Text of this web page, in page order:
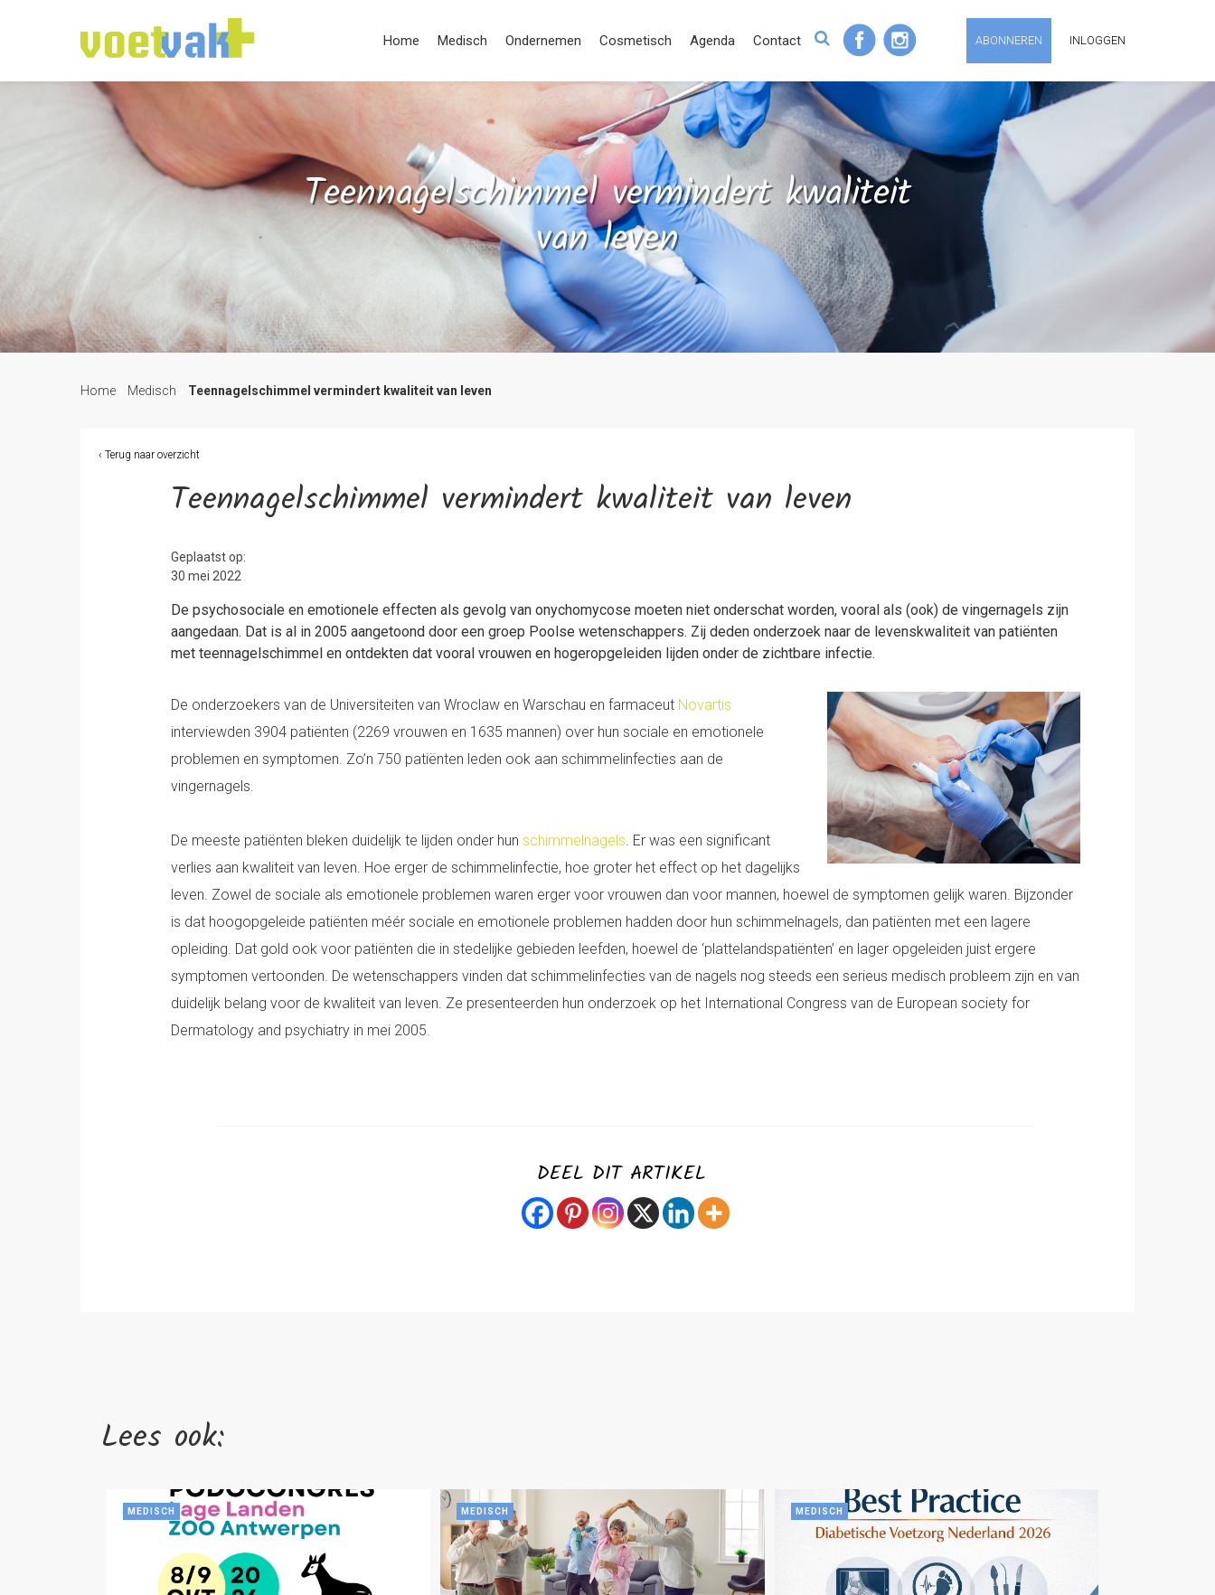
INLOGGEN
ABONNEREN
Home Medisch Ondernemen Cosmetisch Agenda Contact
Teennagelschimmel vermindert kwaliteit
van leven
Home» Medisch Teennagelschimmel vermindert kwaliteit van leven
‹ Terug naar overzicht
Teennagelschimmel vermindert kwaliteit van leven
Geplaatst op:
30 mei 2022
De psychosociale en emotionele effecten als gevolg van onychomycose moeten niet onderschat worden, vooral als (ook) de vingernagels zijn
aangedaan. Dat is al in 2005 aangetoond door een groep Poolse wetenschappers. Zij deden onderzoek naar de levenskwaliteit van patiënten
met teennagelschimmel en ontdekten dat vooral vrouwen en hogeropgeleiden lijden onder de zichtbare infectie.
De onderzoekers van de Universiteiten van Wroclaw en Warschau en farmaceut Novartis
interviewden 3904 patiënten (2269 vrouwen en 1635 mannen) over hun sociale en emotionele
problemen en symptomen. Zo’n 750 patiënten leden ook aan schimmelinfecties aan de
vingernagels.
De meeste patiënten bleken duidelijk te lijden onder hun schimmelnagels. Er was een significant
verlies aan kwaliteit van leven. Hoe erger de schimmelinfectie, hoe groter het effect op het dagelijks
leven. Zowel de sociale als emotionele problemen waren erger voor vrouwen dan voor mannen, hoewel de symptomen gelijk waren. Bijzonder
is dat hoogopgeleide patiënten méér sociale en emotionele problemen hadden door hun schimmelnagels, dan patiënten met een lagere
opleiding. Dat gold ook voor patiënten die in stedelijke gebieden leefden, hoewel de ‘plattelandspatiënten’ en lager opgeleiden juist ergere
symptomen vertoonden. De wetenschappers vinden dat schimmelinfecties van de nagels nog steeds een serieus medisch probleem zijn en van
duidelijk belang voor de kwaliteit van leven. Ze presenteerden hun onderzoek op het International Congress van de European society for
Dermatology and psychiatry in mei 2005.
DEEL DIT ARTIKEL
Lees ook:
MEDISCH MEDISCH MEDISCH